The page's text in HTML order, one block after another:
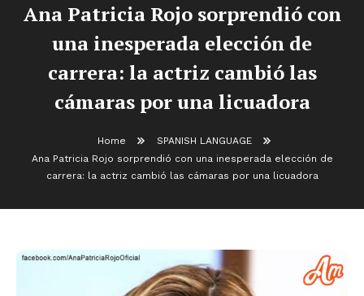
Ana Patricia Rojo sorprendió con
una inesperada elección de
carrera: la actriz cambió las
cámaras por una licuadora
Home
SPANISH LANGUAGE
Ana Patricia Rojo sorprendió con una inesperada elección de
carrera: la actriz cambió las cámaras por una licuadora